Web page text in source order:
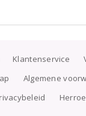
Klantenservice
Algemene